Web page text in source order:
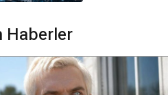
Haberler